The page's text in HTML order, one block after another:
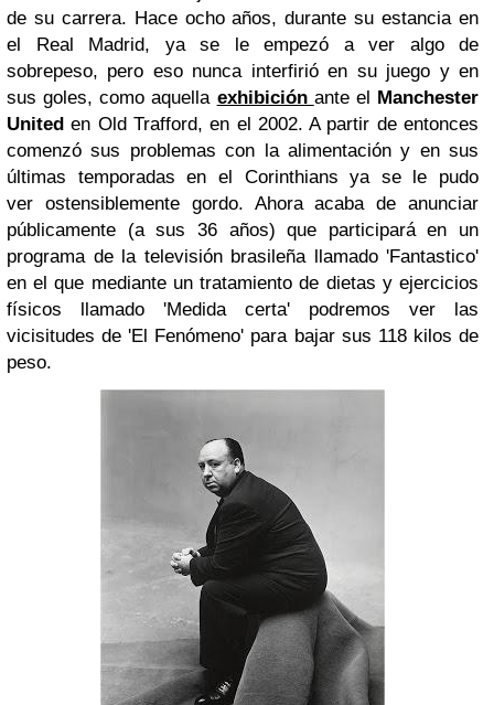
de su carrera. Hace ocho años, durante su estancia en
el Real Madrid, ya se le empezó a ver algo de
sobrepeso, pero eso nunca interfirió en su juego y en
sus goles, como aquella exhibición ante el Manchester
Uniteden Old Trafford, en el 2002. A partir de entonces
comenzó sus problemas con la alimentación y en sus
últimas temporadas en el Corinthians ya se le pudo
ver ostensiblemente gordo. Ahora acaba de anunciar
públicamente (a sus 36 años) que participará en un
programa de la televisión brasileña llamado 'Fantastico'
en el que mediante un tratamiento de dietas y ejercicios
físicos llamado 'Medida certa' podremos ver las
vicisitudes de 'El Fenómeno' para bajar sus 118 kilos de
peso.